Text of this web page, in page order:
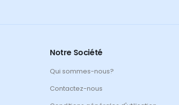
Notre Société
Qui sommes-nous?
Contactez-nous